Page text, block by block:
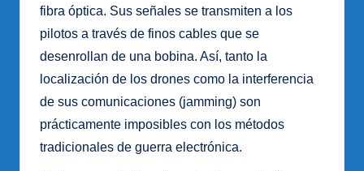
fibra óptica. Sus señales se transmiten a los
pilotos a través de finos cables que se
desenrollan de una bobina. Así, tanto la
localización de los drones como la interferencia
de sus comunicaciones (jamming) son
prácticamente imposibles con los métodos
tradicionales de guerra electrónica.